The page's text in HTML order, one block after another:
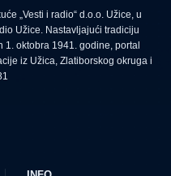
„Vesti i radio“ d.o.o. Užice, u
Užice. Nastavljajući tradiciju
1. oktobra 1941. godine, portal
iz Užica, Zlatiborskog okruga i